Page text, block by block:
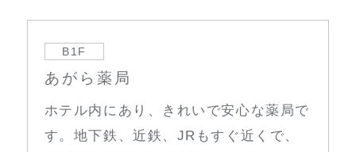
B1F
あがら薬局
ホテル内にあり、きれいで安心な薬局で
す。地下鉄、近鉄、JRもすぐ近くで、